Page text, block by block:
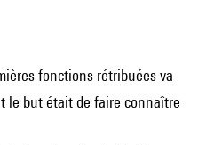
fonctions rétribuées va
le but était de faire connaître